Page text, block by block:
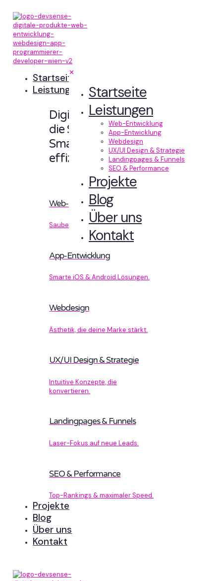
✕
Startseite
Leistungen
Web-Entwicklung
App-Entwicklung
Webdesign
UX/UI Design & Strategie
Landingpages & Funnels
SEO & Performance
Projekte
Blog
Über uns
Kontakt
Startseite
Leistungen
Digitale Erlebnisse,
die Sinn machen.
Smart designt und
effizient entwickelt.
Web-Entwicklung
Sauberer Code, der performt.
App-Entwicklung
Smarte iOS & Android Lösungen.
Webdesign
Ästhetik, die deine Marke stärkt.
UX/UI Design & Strategie
Intuitive Konzepte, die
konvertieren.
Landingpages & Funnels
Laser-Fokus auf neue Leads.
SEO & Performance
Top-Rankings & maximaler Speed.
Projekte
Blog
Über uns
Kontakt